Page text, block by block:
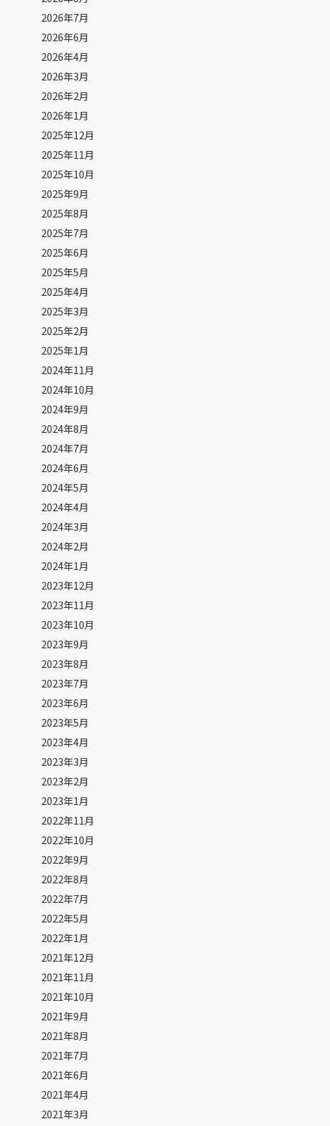
2026年7月
2026年6月
2026年4月
2026年3月
2026年2月
2026年1月
2025年12月
2025年11月
2025年10月
2025年9月
2025年8月
2025年7月
2025年6月
2025年5月
2025年4月
2025年3月
2025年2月
2025年1月
2024年11月
2024年10月
2024年9月
2024年8月
2024年7月
2024年6月
2024年5月
2024年4月
2024年3月
2024年2月
2024年1月
2023年12月
2023年11月
2023年10月
2023年9月
2023年8月
2023年7月
2023年6月
2023年5月
2023年4月
2023年3月
2023年2月
2023年1月
2022年11月
2022年10月
2022年9月
2022年8月
2022年7月
2022年5月
2022年1月
2021年12月
2021年11月
2021年10月
2021年9月
2021年8月
2021年7月
2021年6月
2021年4月
2021年3月